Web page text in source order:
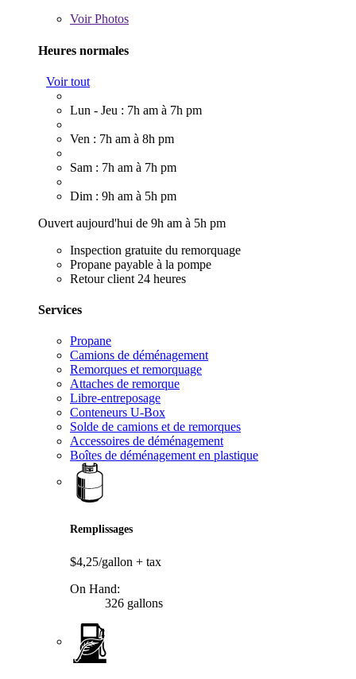
VoirPhotos
Heures normales
Voir tout
Lun - Jeu : 7h am à 7h pm
Ven : 7h am à 8h pm
Sam : 7h am à 7h pm
Dim : 9h am à 5h pm
Ouvert aujourd'hui de 9h am à 5h pm
Inspection gratuite du remorquage
Propane payable à la pompe
Retour client 24 heures
Services
Propane
Camions de déménagement
Remorques et remorquage
Attaches de remorque
Libre-entreposage
Conteneurs U-Box
Solde de camions et de remorques
Accessoires de déménagement
Boîtes de déménagement en plastique
Remplissages
$4,25/gallon + tax
On Hand:
326 gallons